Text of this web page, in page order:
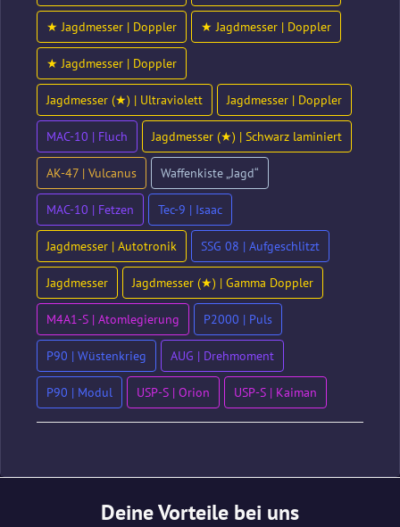
★ Jagdmesser | Doppler ★ Jagdmesser | Doppler
★ Jagdmesser | Doppler
Jagdmesser (★) | Ultraviolett Jagdmesser | Doppler
MAC-10 | Fluch Jagdmesser (★) | Schwarz laminiert
AK-47 | Vulcanus Waffenkiste „Jagd“
MAC-10 | Fetzen Tec-9 | Isaac
Jagdmesser | Autotronik SSG 08 | Aufgeschlitzt
Jagdmesser Jagdmesser (★) | Gamma Doppler
M4A1-S | Atomlegierung P2000 | Puls
P90 | Wüstenkrieg AUG | Drehmoment
P90 | Modul USP-S | Orion USP-S | Kaiman
Deine Vorteile bei uns